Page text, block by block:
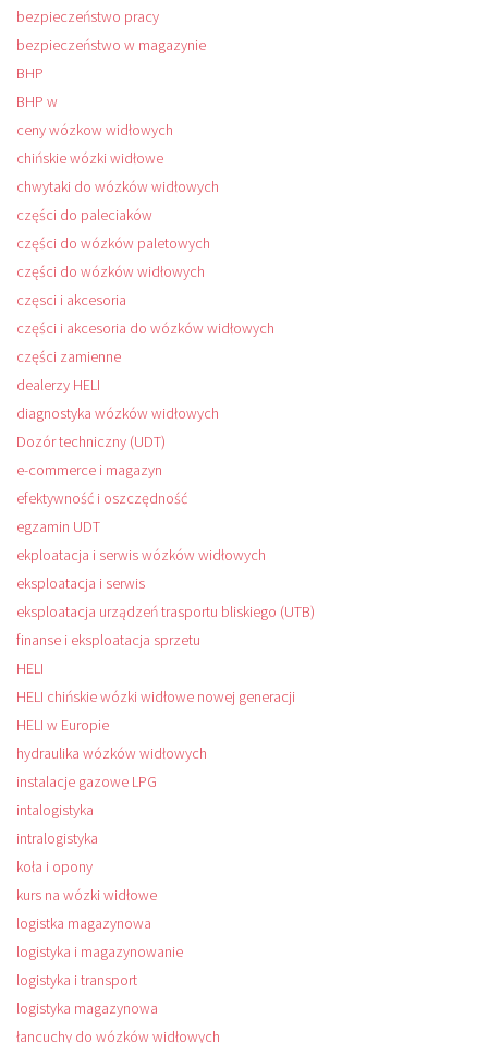
bezpieczeństwo pracy
bezpieczeństwo w magazynie
BHP
BHP w
ceny wózkow widłowych
chińskie wózki widłowe
chwytaki do wózków widłowych
części do paleciaków
części do wózków paletowych
części do wózków widłowych
częsci i akcesoria
części i akcesoria do wózków widłowych
części zamienne
dealerzy HELI
diagnostyka wózków widłowych
Dozór techniczny (UDT)
e-commerce i magazyn
efektywność i oszczędność
egzamin UDT
ekploatacja i serwis wózków widłowych
eksploatacja i serwis
eksploatacja urządzeń trasportu bliskiego (UTB)
finanse i eksploatacja sprzetu
HELI
HELI chińskie wózki widłowe nowej generacji
HELI w Europie
hydraulika wózków widłowych
instalacje gazowe LPG
intalogistyka
intralogistyka
koła i opony
kurs na wózki widłowe
logistka magazynowa
logistyka i magazynowanie
logistyka i transport
logistyka magazynowa
łancuchy do wózków widłowych